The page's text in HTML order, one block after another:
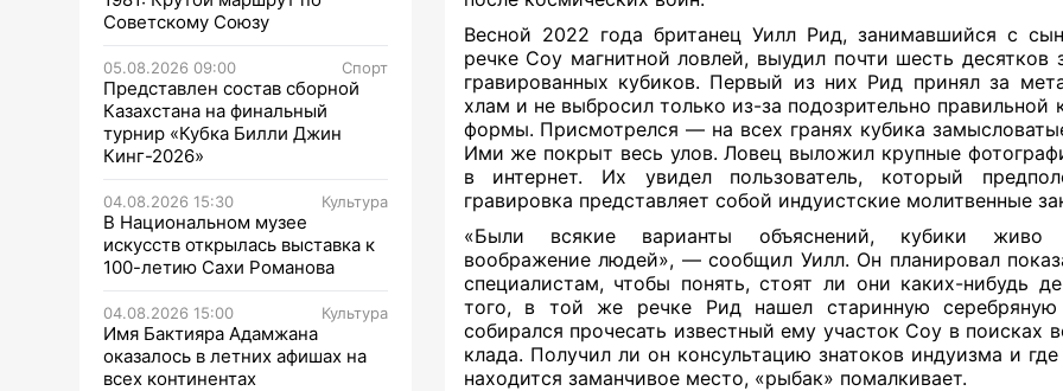
Советскому Союзу
05.08.2026 09:00 Спорт
Представлен состав сборной
Казахстана на финальный
турнир «Кубка Билли Джин
Кинг-2026»
04.08.2026 15:30 Культура
В Национальном музее
искусств открылась выставка к
100-летию Сахи Романова
04.08.2026 15:00 Культура
Имя Бактияра Адамжана
оказалось в летних афишах на
всех континентах
Весной 2022 года британец Уилл Рид, занимавшийся с
речке Соу магнитной ловлей, выудил почти шесть десятков
гравированных кубиков. Первый из них Рид принял за
хлам и не выбросил только из-за подозрительно правильной
формы. Присмотрелся — на всех гранях кубика
Ими же покрыт весь улов. Ловец выложил крупные
в интернет. Их увидел пользователь, который
гравировка представляет собой индуистские молитвенные
«Были всякие варианты объяснений, кубики живо
воображение людей», — сообщил Уилл. Он планировал
специалистам, чтобы понять, стоят ли они каких-нибудь
того, в той же речке Рид нашел старинную
собирался прочесать известный ему участок Соу в поисках
клада. Получил ли он консультацию знатоков индуизма и
находится заманчивое место, «рыбак» помалкивает.